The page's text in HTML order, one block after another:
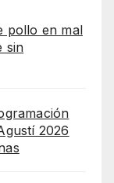
pollo en mal
sin
2026